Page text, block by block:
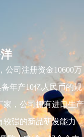
公司注册资金10600万
年产10亿人民币的规
家，公司拥有进口生产
较强的新品研发能力，